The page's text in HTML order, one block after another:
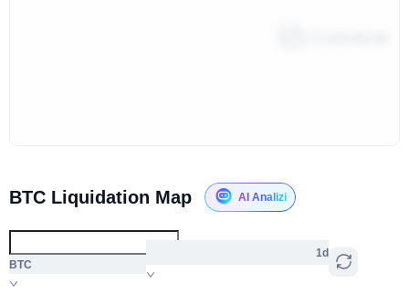
BTC Liquidation Map AI Analizi
BTC
1d